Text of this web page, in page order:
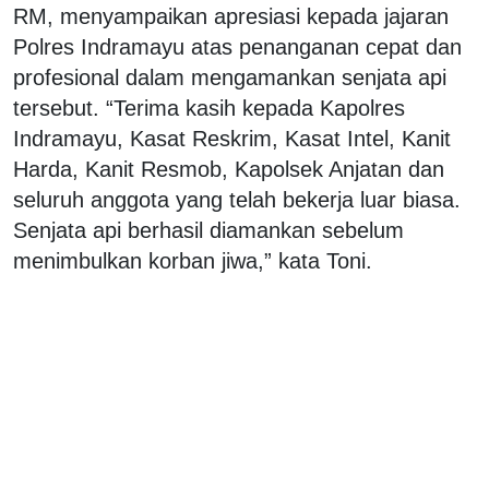
RM, menyampaikan apresiasi kepada jajaran
Polres Indramayu atas penanganan cepat dan
profesional dalam mengamankan senjata api
tersebut. “Terima kasih kepada Kapolres
Indramayu, Kasat Reskrim, Kasat Intel, Kanit
Harda, Kanit Resmob, Kapolsek Anjatan dan
seluruh anggota yang telah bekerja luar biasa.
Senjata api berhasil diamankan sebelum
menimbulkan korban jiwa,” kata Toni.